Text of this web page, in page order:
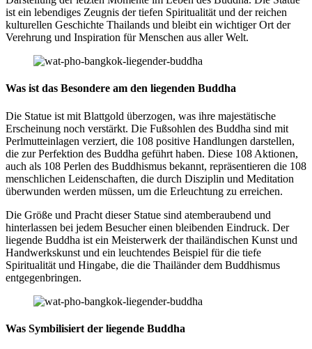
ist ein lebendiges Zeugnis der tiefen Spiritualität und der reichen
kulturellen Geschichte Thailands und bleibt ein wichtiger Ort der
Verehrung und Inspiration für Menschen aus aller Welt.
Was ist das Besondere am den liegenden Buddha
Die Statue ist mit Blattgold überzogen, was ihre majestätische
Erscheinung noch verstärkt. Die Fußsohlen des Buddha sind mit
Perlmutteinlagen verziert, die 108 positive Handlungen darstellen,
die zur Perfektion des Buddha geführt haben. Diese 108 Aktionen,
auch als 108 Perlen des Buddhismus bekannt, repräsentieren die 108
menschlichen Leidenschaften, die durch Disziplin und Meditation
überwunden werden müssen, um die Erleuchtung zu erreichen.
Die Größe und Pracht dieser Statue sind atemberaubend und
hinterlassen bei jedem Besucher einen bleibenden Eindruck. Der
liegende Buddha ist ein Meisterwerk der thailändischen Kunst und
Handwerkskunst und ein leuchtendes Beispiel für die tiefe
Spiritualität und Hingabe, die die Thailänder dem Buddhismus
entgegenbringen.
Was Symbilisiert der liegende Buddha